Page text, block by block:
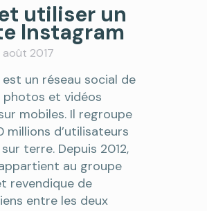
utiliser un
Instagram
août 2017
un réseau social de
et vidéos
mobiles. Il regroupe
millions d’utilisateurs
terre. Depuis 2012,
au groupe
revendique de
entre les deux